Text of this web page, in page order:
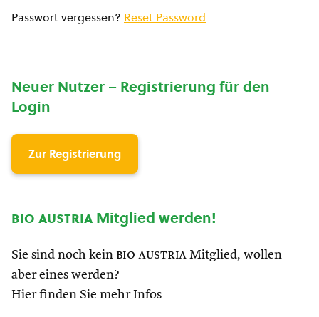
Passwort vergessen? Reset Password
Neuer Nutzer – Registrierung für den
Login
Zur Registrierung
bio austria Mitglied werden!
Sie sind noch kein bio austria Mitglied, wollen
aber eines werden?
Hier finden Sie mehr Infos